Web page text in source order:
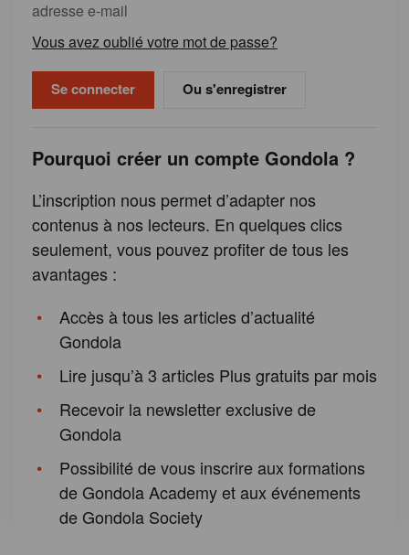
adresse e-mail
Vous avez oublié votre mot de passe?
Ou s'enregistrer
Pourquoi créer un compte Gondola ?
L’inscription nous permet d’adapter nos
contenus à nos lecteurs. En quelques clics
seulement, vous pouvez profiter de tous les
avantages :
Accès à tous les articles d’actualité
Gondola
Lire jusqu’à 3 articles Plus gratuits par mois
Recevoir la newsletter exclusive de
Gondola
Possibilité de vous inscrire aux formations
de Gondola Academy et aux événements
de Gondola Society